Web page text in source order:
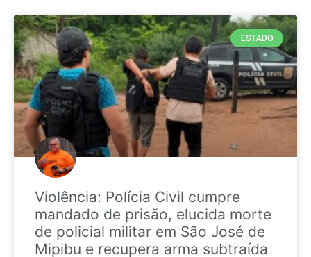
ESTADO
Violência: Polícia Civil cumpre
mandado de prisão, elucida morte
de policial militar em São José de
Mipibu e recupera arma subtraída